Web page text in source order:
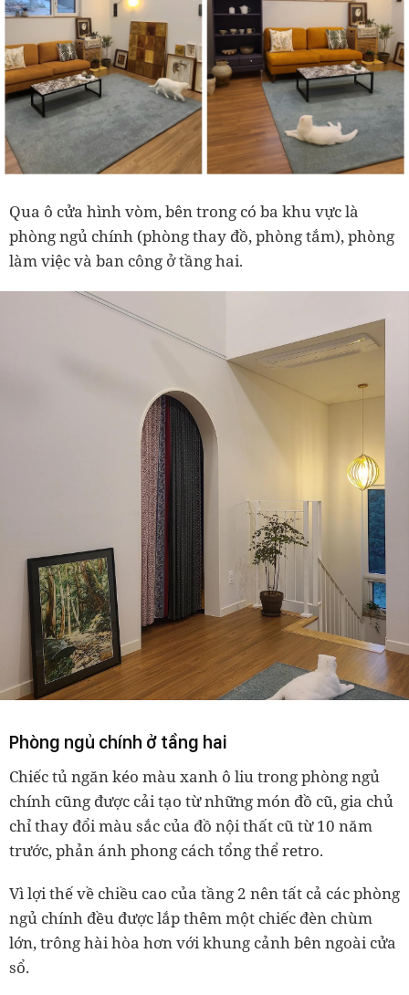
Qua ô cửa hình vòm, bên trong có ba khu vực là
phòng ngủ chính (phòng thay đồ, phòng tắm), phòng
làm việc và ban công ở tầng hai.
Phòng ngủ chính ở tầng hai
Chiếc tủ ngăn kéo màu xanh ô liu trong phòng ngủ
chính cũng được cải tạo từ những món đồ cũ, gia chủ
chỉ thay đổi màu sắc của đồ nội thất cũ từ 10 năm
trước, phản ánh phong cách tổng thể retro.
Vì lợi thế về chiều cao của tầng 2 nên tất cả các phòng
ngủ chính đều được lắp thêm một chiếc đèn chùm
lớn, trông hài hòa hơn với khung cảnh bên ngoài cửa
sổ.